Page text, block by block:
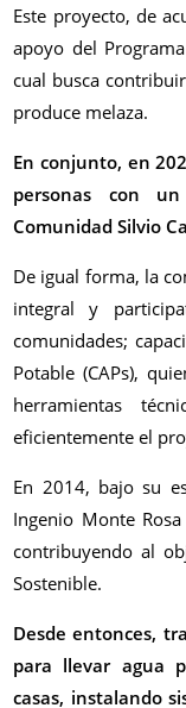
Este proyecto, de
apoyo del
cual busca
produce melaza.
En conjunto, en
personas con
Comunidad Silvio
De igual forma, la
integral y
comunidades;
Potable (CAPs),
herramientas
eficientemente el
En 2014, bajo su
Ingenio Monte
contribuyendo al
Sostenible.
Desde entonces,
para llevar agua
casas, instalando